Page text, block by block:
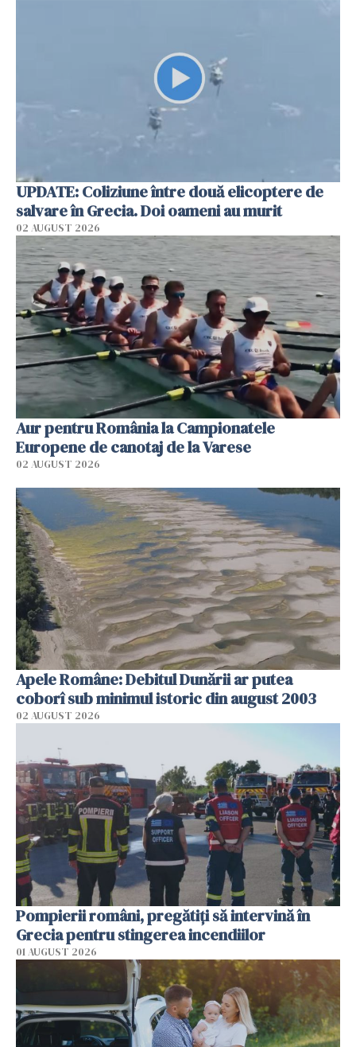
UPDATE: Coliziune între două elicoptere de
salvare în Grecia. Doi oameni au murit
02 AUGUST 2026
Aur pentru România la Campionatele
Europene de canotaj de la Varese
02 AUGUST 2026
Apele Române: Debitul Dunării ar putea
coborî sub minimul istoric din august 2003
02 AUGUST 2026
Pompierii români, pregătiţi să intervină în
Grecia pentru stingerea incendiilor
01 AUGUST 2026